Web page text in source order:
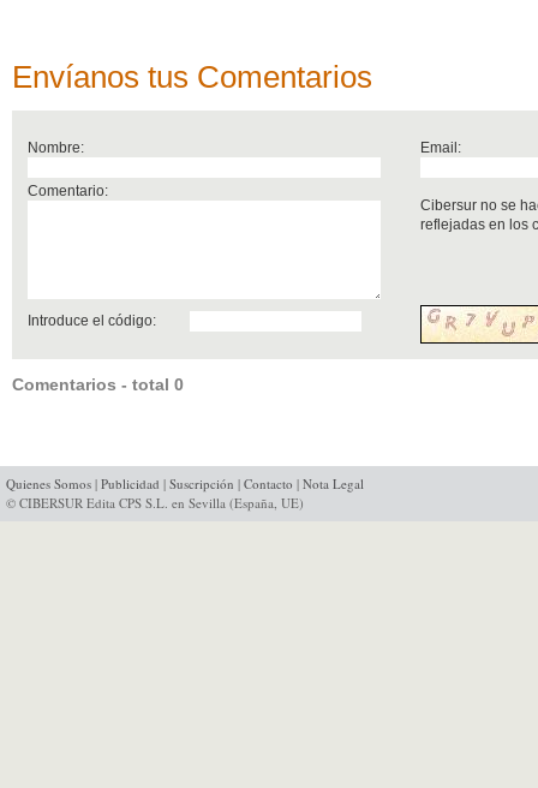
Envíanos tus Comentarios
Nombre: Email:
Comentario:
Cibersur no se
reflejadas en los
Introduce el código:
Comentarios - total 0
Quienes Somos | Publicidad | Suscripción | Contacto | Nota Legal
© CIBERSUR Edita CPS S.L. en Sevilla (España, UE)